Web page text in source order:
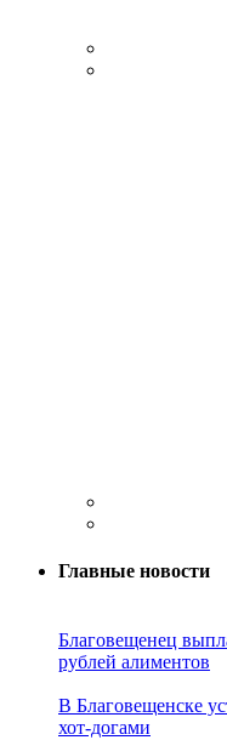
Главные новости
Благовещенец
рублей алиментов
В Благовещенске
хот-догами